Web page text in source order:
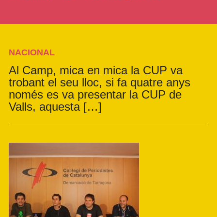
NACIONAL
Al Camp, mica en mica la CUP va
trobant el seu lloc, si fa quatre anys
només es va presentar la CUP de
Valls, aquesta […]